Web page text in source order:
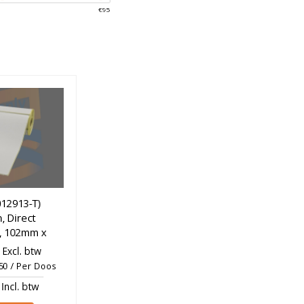
€95
T)
Direct
102mm x
Kern
stuks (Per
Excl. btw
/ Per Doos
Incl. btw